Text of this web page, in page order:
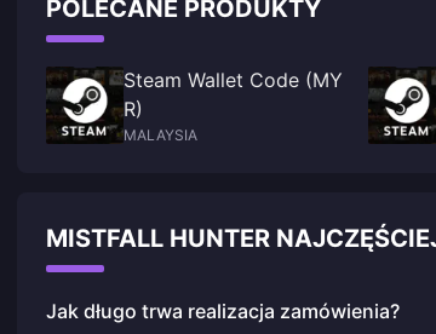
POLECANE PRODUKTY
Steam Wallet Code (MY
R)
MALAYSIA
MISTFALL HUNTER
Jak długo trwa realizacja zamówienia?